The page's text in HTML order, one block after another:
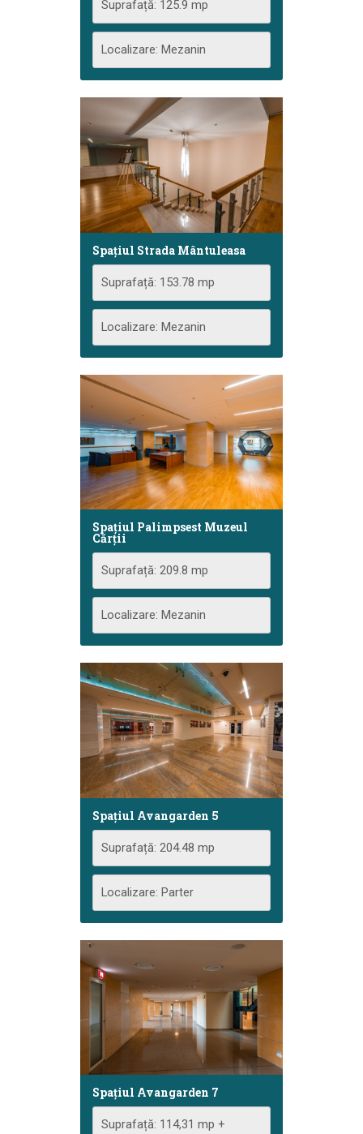
Suprafață: 125.9 mp
Localizare: Mezanin
Spațiul Strada Mântuleasa
Suprafață: 153.78 mp
Localizare: Mezanin
Spațiul Palimpsest Muzeul
Cărţii
Suprafață: 209.8 mp
Localizare: Mezanin
Spațiul Avangarden 5
Suprafață: 204.48 mp
Localizare: Parter
Spațiul Avangarden 7
Suprafață: 114,31 mp +